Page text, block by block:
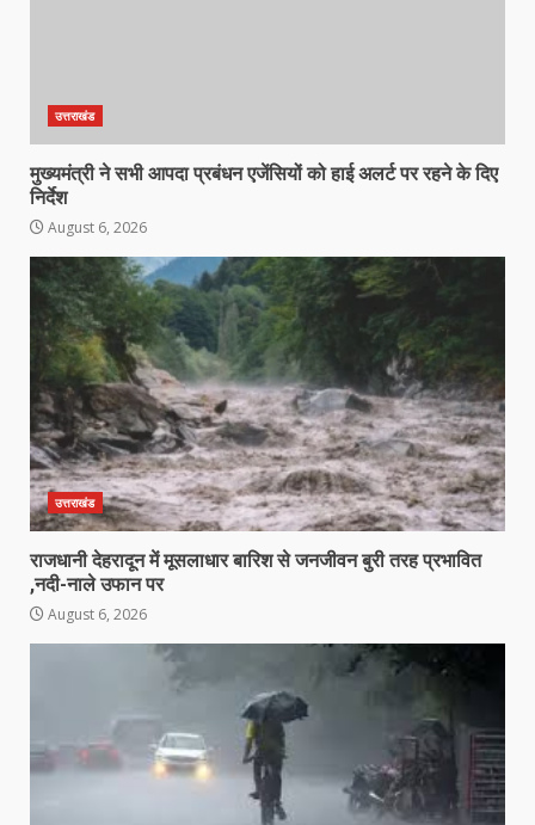
उत्तराखंड
मुख्यमंत्री ने सभी आपदा प्रबंधन एजेंसियों को हाई अलर्ट पर रहने के दिए
निर्देश
August 6, 2026
उत्तराखंड
राजधानी देहरादून में मूसलाधार बारिश से जनजीवन बुरी तरह प्रभावित
,नदी-नाले उफान पर
August 6, 2026